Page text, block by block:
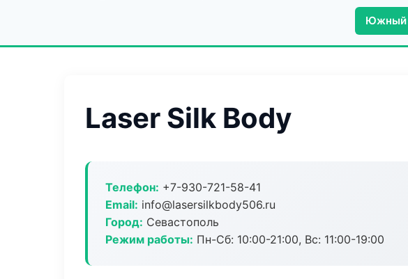
Laser Silk Body
Телефон: +7-930-721-58-41
Email: info@lasersilkbody506.ru
Город: Севастополь
Режим работы: Пн-Сб: 10:00-21:00, Вс: 11:00-19:00